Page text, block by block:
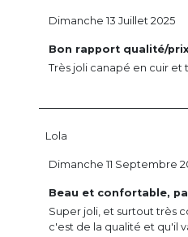
Bon rapport qualité/
Très joli canapé en cuir et
Dimanche 13 Juillet 2025
Lola
Beau et confortable,
Super joli, et surtout très
c'est de la qualité et qu'il
Dimanche 11 Septembre